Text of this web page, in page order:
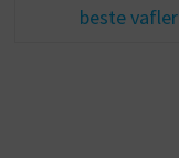
beste vafler